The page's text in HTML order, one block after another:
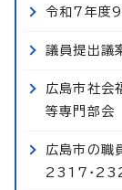
令和7年度9
議員提出議
広島市社会
等専門部会
広島市の
2317・